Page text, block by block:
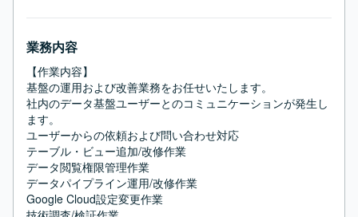
業務内容
【作業内容】
基盤の運用および改善業務をお任せいたします。
社内のデータ基盤ユーザーとのコミュニケーションが発生し
ます。
ユーザーからの依頼および問い合わせ対応
テーブル・ビュー追加/改修作業
データ閲覧権限管理作業
データパイプライン運用/改修作業
Google Cloud設定変更作業